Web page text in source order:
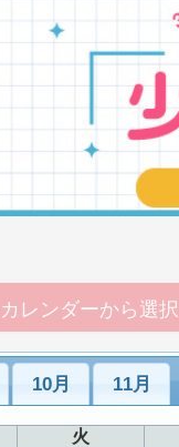
レンダーから選択
10月 11月
火